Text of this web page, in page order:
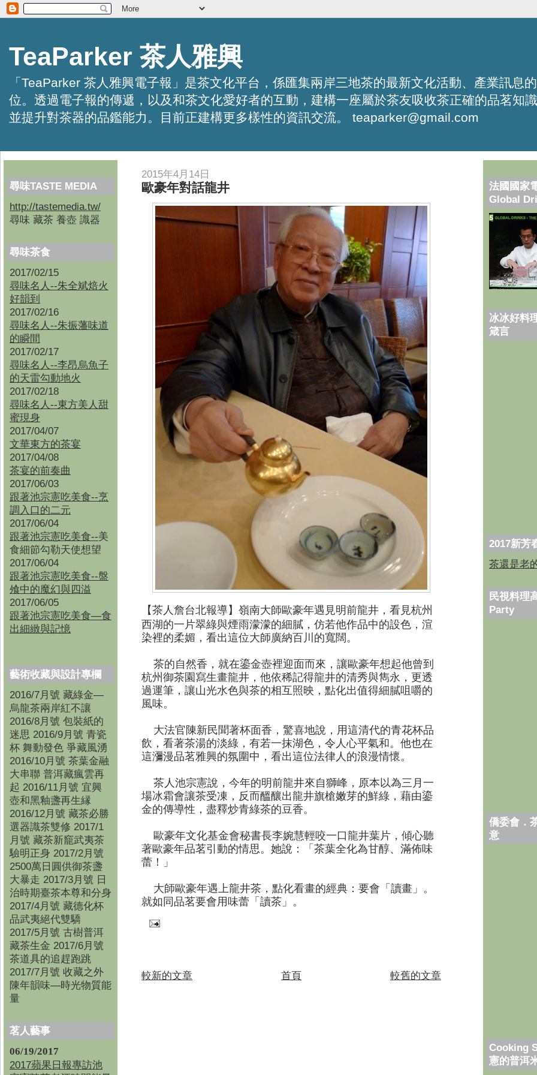
TeaParker 茶人雅興
「TeaParker 茶人雅興電子報」是茶文化平台，係匯集兩岸三地茶的最新文化活動、產業訊息
位。透過電子報的傳遞，以及和茶文化愛好者的互動，建構一座屬於茶友吸收茶正確的品茗知
並提升對茶器的品鑑能力。目前正建構更多樣性的資訊交流。 teaparker@gmail.com
尋味TASTE MEDIA
http://tastemedia.tw/
尋味 藏茶 養壺 識器
尋味茶食
2017/02/15
尋味名人--朱全斌焙火
好韻到
2017/02/16
尋味名人--朱振藩味道
的瞬間
2017/02/17
尋味名人--李昂烏魚子
的天雷勾動地火
2017/02/18
尋味名人--東方美人甜
蜜現身
2017/04/07
文華東方的茶宴
2017/04/08
茶宴的前奏曲
2017/06/03
跟著池宗憲吃美食--烹
調入口的二元
2017/06/04
跟著池宗憲吃美食--美
食細節勾勒天使想望
2017/06/04
跟著池宗憲吃美食--盤
飧中的魔幻與四溢
2017/06/05
跟著池宗憲吃美食—食
出細緻與記憶
藝術收藏與設計專欄
2016/7月號 藏綠金—
烏龍茶兩岸紅不讓
2016/8月號 包裝紙的
迷思 2016/9月號 青瓷
杯 舞動發色 爭藏風湧
2016/10月號 茶葉金融
大串聯 普洱藏瘋雲再
起 2016/11月號 宜興
壺和黑釉盞再生縁
2016/12月號 藏茶必勝
選器識茶雙修 2017/1
月號 藏茶新竉武夷茶
驗明正身 2017/2月號
2500萬日圓供御茶盞
大暴走 2017/3月號 日
治時期臺茶本尊和分身
2017/4月號 藏德化杯
品武夷絕代雙驕
2017/5月號 古樹普洱
藏茶生金 2017/6月號
茶道具的追趕跑跳
2017/7月號 收藏之外
陳年韻味—時光物質能
量
茗人藝事
06/19/2017
2017蘋果日報專訪池
2015年4月14日
歐豪年對話龍井
【茶人詹台北報導】 嶺南大師歐豪年遇見明前龍井，看見杭州
西湖的一片翠綠與煙雨濛濛的細膩，仿若他作品中的設色，渲
染裡的柔媚，看出這位大師廣納百川的寬闊。
茶的自然香，就在鎏金壺裡迎面而來，讓歐豪年想起他曾到
杭州御茶園寫生畫龍井，他依稀記得龍井的清秀與雋永，更透
過運筆，讓山光水色與茶的相互照映，點化出值得細膩咀嚼的
風味。
大法官陳新民聞著杯面香，驚喜地說，用這清代的青花杯品
飲，看著茶湯的淡綠，有若一抹湖色，令人心平氣和。他也在
這瀰漫品茗雅興的氛圍中，看出這位法律人的浪漫情懷。
茶人池宗憲說，今年的明前龍井來自獅峰，原本以為三月一
場冰霜會讓茶受凍，反而醞釀出龍井旗槍嫩芽的鮮綠，藉由鎏
金的傳導性，盡釋炒青綠茶的豆香。
歐豪年文化基金會秘書長李婉慧輕咬一口龍井葉片，傾心聽
著歐豪年品茗引動的情思。她說：「茶葉全化為甘醇、滿佈味
蕾！」
大師歐豪年遇上龍井茶，點化看畫的經典：要會「讀畫」。
就如同品茗要會用味蕾「讀茶」。
較新的文章 較舊的文章
首頁
法國國家
Global
冰冰好料
箴言
2017新芳
茶還是老
民視料理
Party
僑委會．
意
Cooking
憲的普洱